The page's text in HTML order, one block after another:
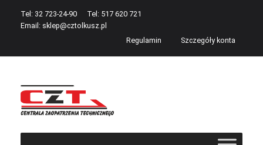
Tel: 32 723-24-90
Tel: 517 620 721
Email: sklep@cztolkusz.pl
Regulamin
Szczegóły konta
Przejdź
do
nawigacji
Przejdź
do
treści